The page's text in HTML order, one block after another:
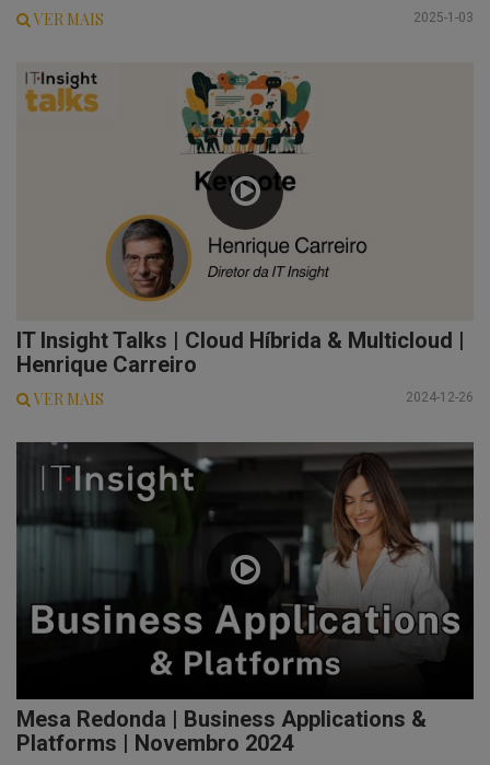
2025-1-03
VER MAIS
IT Insight Talks | Cloud Híbrida & Multicloud |
Henrique Carreiro
2024-12-26
VER MAIS
Mesa Redonda | Business Applications &
Platforms | Novembro 2024